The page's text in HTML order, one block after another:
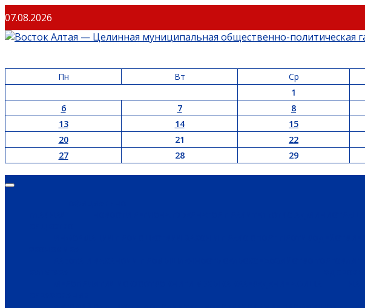
07.08.2026
Пн
Вт Ср
1
6
7 8
13
14 15
20
21 22
27
28 29